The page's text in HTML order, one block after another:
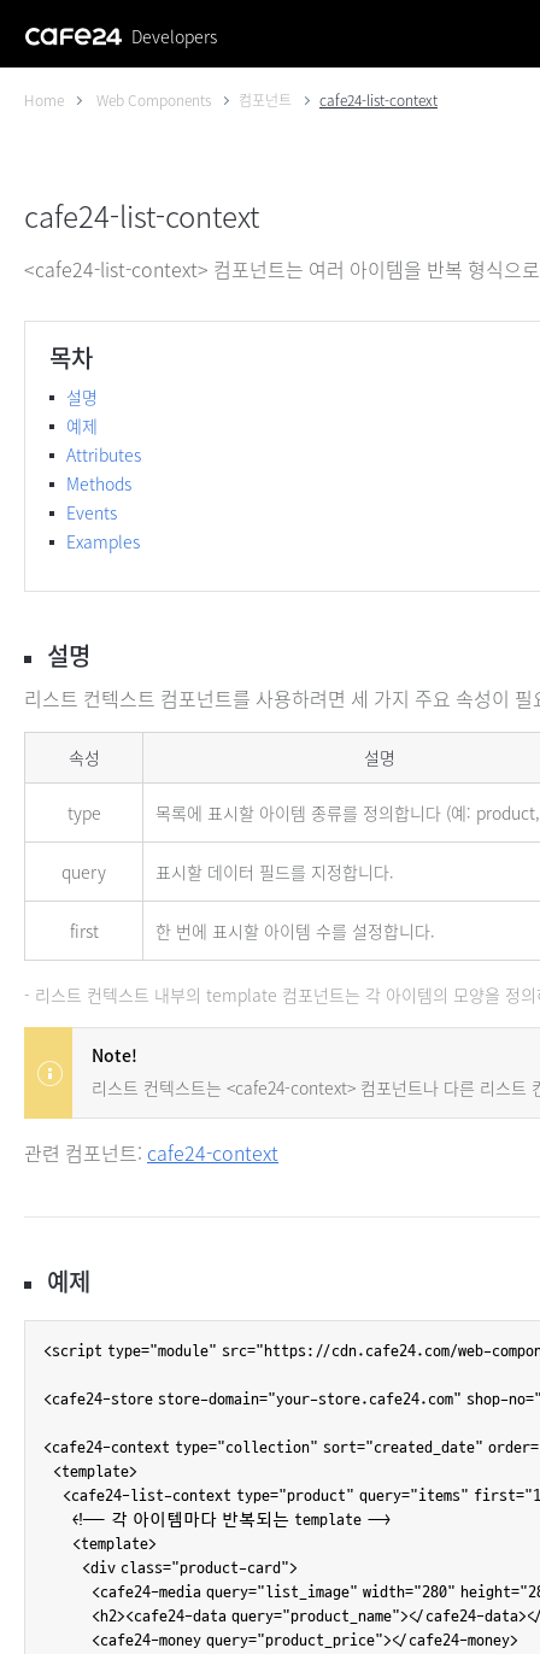
Developers
Home Web Components 컴포넌트 cafe24-list-context
cafe24-list-context
<cafe24-list-context> 컴포넌트는 여러 아이템을 반복 형식으
목차
설명
예제
Attributes
Methods
Events
Examples
설명
리스트 컨텍스트 컴포넌트를 사용하려면 세 가지 주요 속성이 필
속성 설명
type 목록에 표시할 아이템 종류를 정의합니다 (예:
query 표시할 데이터 필드를 지정합니다.
first 한 번에 표시할 아이템 수를 설정합니다.
리스트 컨텍스트 내부의 template 컴포넌트는 각 아이템의 모양을 정
Note!
리스트 컨텍스트는 <cafe24-context> 컴포넌트나 다른 리스트
관련 컴포넌트: cafe24-context
예제
<script type="module" src="https://cdn.cafe24.com/web-
<cafe24-store store-domain="your-store.cafe24.com" shop-
<cafe24-context type="collection" sort="created_date"
  <template>
<cafe24-list-context type="product" query="items"
      <!-- 각 아이템마다 반복되는 template -->
      <template>
        <div class="product-card">
<cafe24-media query="list_image" width="280"
<h2><cafe24-data query="product_name"></cafe24-
          <cafe24-money query="product_price"></cafe24-money>